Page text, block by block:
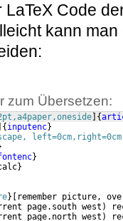
LaTeX Code
kann
zum Übersetzen:
{
{ inputenc}
}
}
}
remember picture,
page.south west )
page.north west )